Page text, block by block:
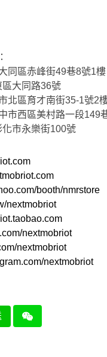
同區赤峰街49巷8號1樓
大同路36號
北區育才南街35-1號2
市西區美村路一段149
市永樂街100號
booth/nmrstore
nextmobriot
nextmobriot
nextmobriot
nextmobriot